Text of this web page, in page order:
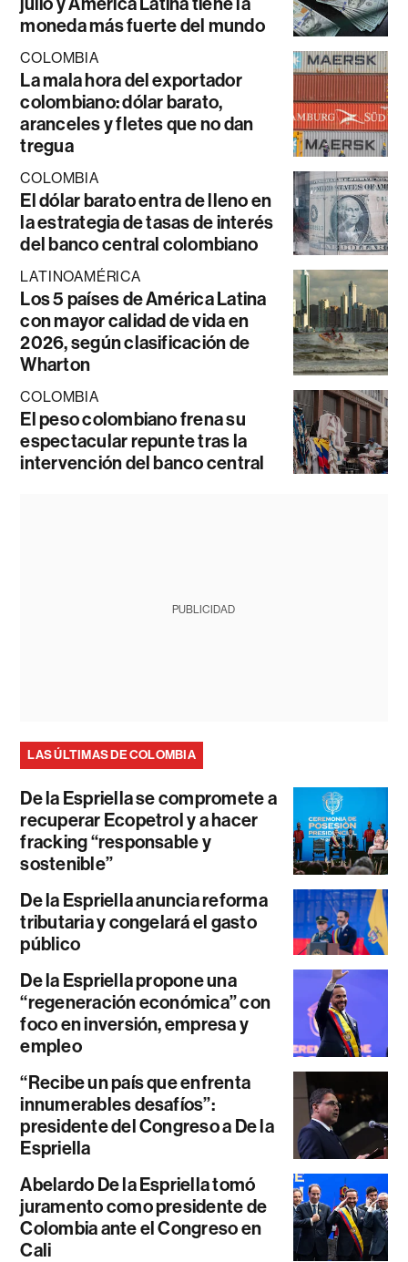
moneda más fuerte del mundo
COLOMBIA
La mala hora del exportador
colombiano: dólar barato,
aranceles y fletes que no dan
tregua
COLOMBIA
El dólar barato entra de lleno en
la estrategia de tasas de interés
del banco central colombiano
LATINOAMÉRICA
Los 5 países de América Latina
con mayor calidad de vida en
2026, según clasificación de
Wharton
COLOMBIA
El peso colombiano frena su
espectacular repunte tras la
intervención del banco central
PUBLICIDAD
LAS ÚLTIMAS DE COLOMBIA
De la Espriella se compromete a
recuperar Ecopetrol y a hacer
fracking “responsable y
sostenible”
De la Espriella anuncia reforma
tributaria y congelará el gasto
público
De la Espriella propone una
“regeneración económica” con
foco en inversión, empresa y
empleo
“Recibe un país que enfrenta
innumerables desafíos”:
presidente del Congreso a De la
Espriella
Abelardo De la Espriella tomó
juramento como presidente de
Colombia ante el Congreso en
Cali